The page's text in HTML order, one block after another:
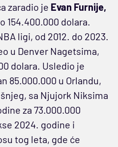
zaradio je Evan Furnije,
154.400.000 dolara.
ligi, od 2012. do 2023.
u Denver Nagetsima,
dolara. Usledio je
85.000.000 u Orlandu,
sa Njujork Niksima
za 73.000.000
2024. godine i
tog leta, gde će